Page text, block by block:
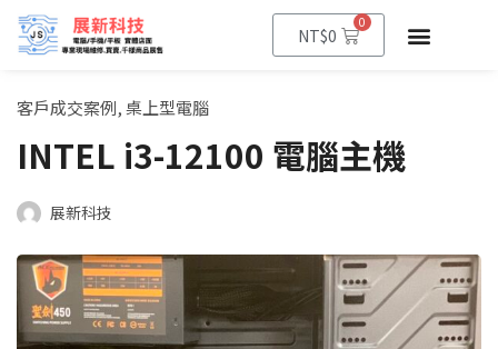
NT$0
0
客戶成交案例,桌上型電腦
INTEL i3-12100 電腦主機
展新科技